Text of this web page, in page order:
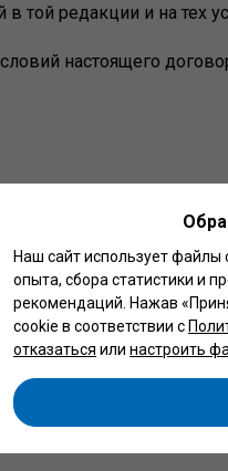
в той редакции и на
настоящего
согласованные
выраженного
заявителя;
уплату
Наш сайт использует файлы
опыта, сбора статистики и
рекомендаций. Нажав
cookie в соответствии с
отказаться или настроить